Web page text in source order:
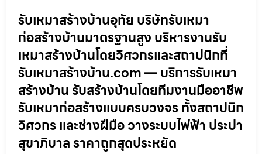
รับเหมาสร้างบ้านอุทัย บริษัทรับเหมา
ก่อสร้างบ้านมาตรฐานสูง บริหารงานรับ
เหมาสร้างบ้านโดยวิศวกรและสถาปนิกที่
รับเหมาสร้างบ้าน.com — บริการรับเหมา
สร้างบ้าน รับสร้างบ้านโดยทีมงานมืออาชีพ
รับเหมาก่อสร้างแบบครบวงจร ทั้งสถาปนิก
วิศวกร และช่างฝีมือ วางระบบไฟฟ้า ประปา
สุขาภิบาล ราคาถูกสุดประหยัด